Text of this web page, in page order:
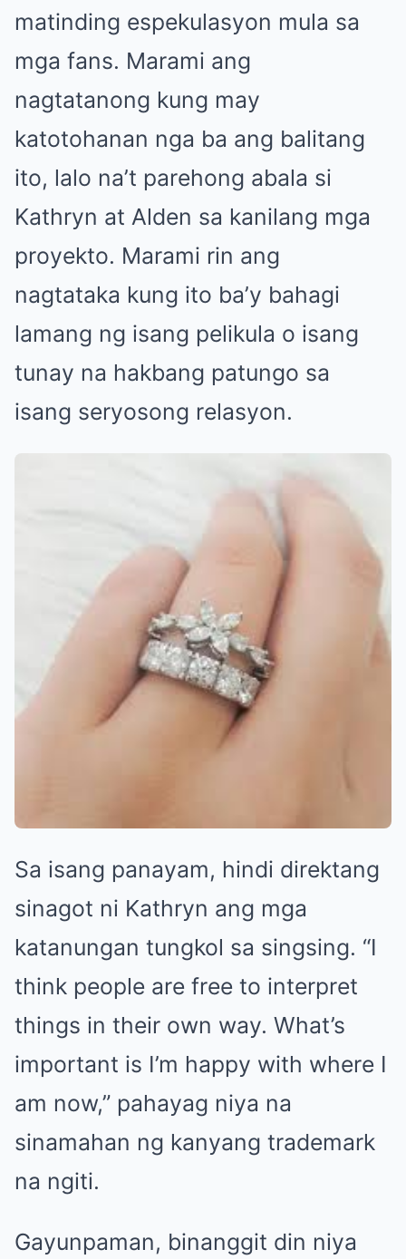
matinding espekulasyon mula sa
mga fans. Marami ang
nagtatanong kung may
katotohanan nga ba ang balitang
ito, lalo na’t parehong abala si
Kathryn at Alden sa kanilang mga
proyekto. Marami rin ang
nagtataka kung ito ba’y bahagi
lamang ng isang pelikula o isang
tunay na hakbang patungo sa
isang seryosong relasyon.
Sa isang panayam, hindi direktang
sinagot ni Kathryn ang mga
katanungan tungkol sa singsing. “I
think people are free to interpret
things in their own way. What’s
important is I’m happy with where I
am now,” pahayag niya na
sinamahan ng kanyang trademark
na ngiti.
Gayunpaman, binanggit din niya